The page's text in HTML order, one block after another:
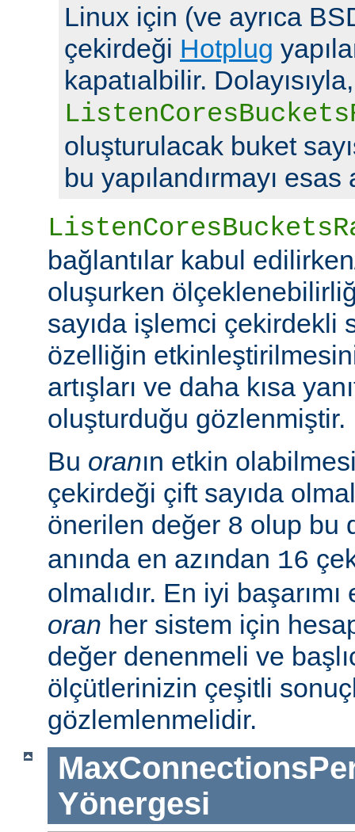
Linux için (ve ayrıca
çekirdeği Hotplug
kapatıalbilir. Dolayısıyla,
oluşturulacak buket
bu yapılandırmayı esas
bağlantılar kabul
oluşurken
sayıda işlemci çekirdekli
özelliğin
artışları ve daha kısa
oluşturduğu gözlenmiştir.
Bu oranın etkin
çekirdeği çift sayıda
önerilen değer 8 olup bu
anında en azından 16
olmalıdır. En iyi
oran her sistem için
değer denenmeli ve
ölçütlerinizin çeşitli
gözlemlenmelidir.
Yönergesi